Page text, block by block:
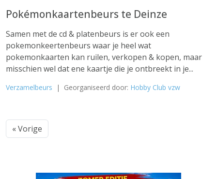
Pokémonkaartenbeurs te Deinze
Samen met de cd & platenbeurs is er ook een
pokemonkeertenbeurs waar je heel wat
pokemonkaarten kan ruilen, verkopen & kopen, maar
misschien wel dat ene kaartje die je ontbreekt in je...
Verzamelbeurs | Georganiseerd door: Hobby Club vzw
« Vorige